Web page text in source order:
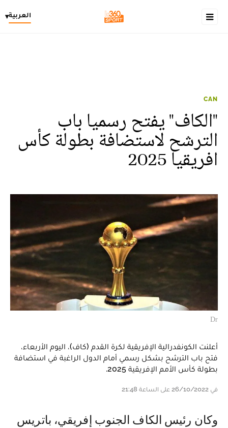
العربية▾
CAN
"الكاف" يفتح رسميا باب
الترشح لاستضافة بطولة كأس
افريقيا 2025
Dr
أعلنت الكونفدرالية الإفريقية لكرة القدم (كاف)، اليوم الأربعاء،
فتح باب الترشح بشكل رسمي أمام الدول الراغبة في استضافة
بطولة كأس الأمم الإفريقية 2025.
في 26/10/2022 على الساعة 21:48
وكان رئيس الكاف الجنوب إفريقي، باتريس